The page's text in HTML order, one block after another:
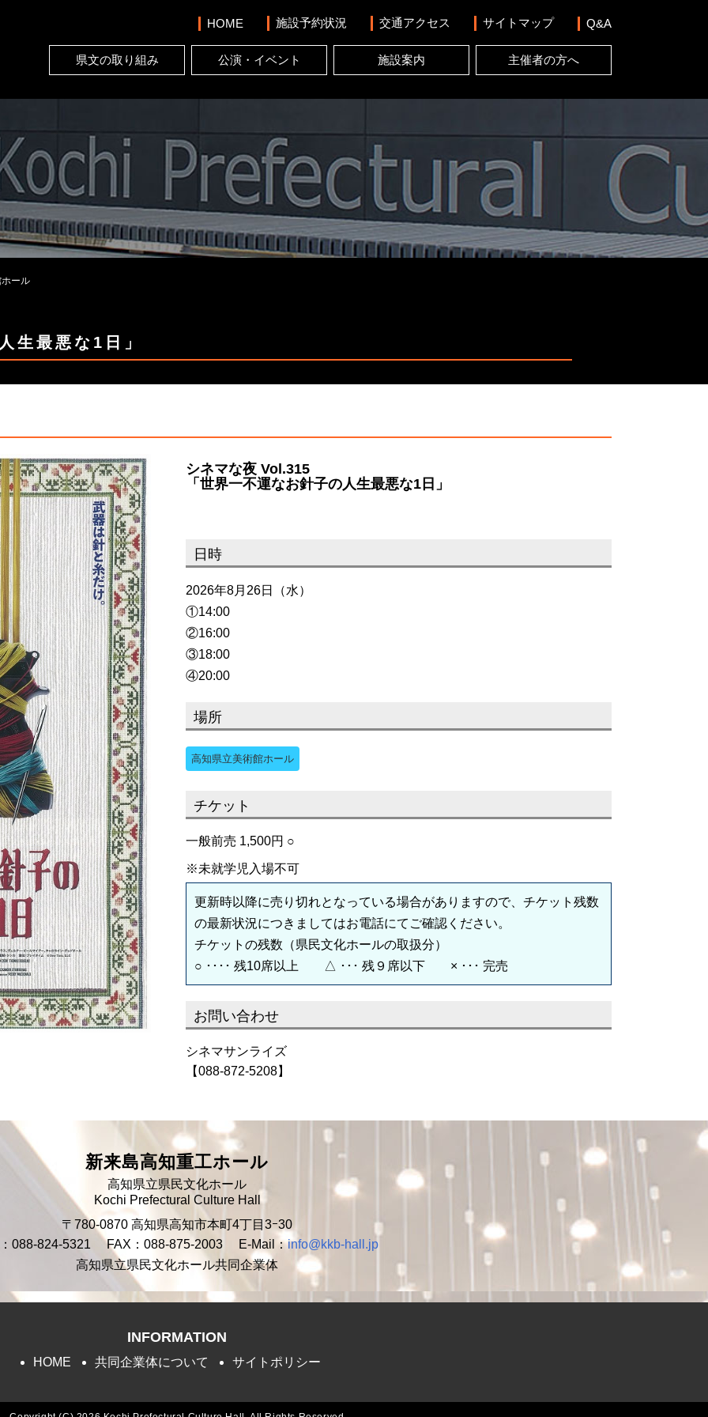
HOME 施設予約状況 交通アクセス サイトマップ Q&A
県文の取り組み 公演・イベント 施設案内 主催者の方へ
ール
生最悪な1日」
シネマな夜 Vol.315
「世界一不運なお針子の人生最悪な1日」
日時
2026年8月26日（水）
①14:00
②16:00
③18:00
④20:00
場所
高知県立美術館ホール
チケット
一般前売 1,500円 ○
※未就学児入場不可
更新時以降に売り切れとなっている場合がありますので、チケット残数
の最新状況につきましてはお電話にてご確認ください。
チケットの残数（県民文化ホールの取扱分）
○ ････ 残10席以上 △ ･･･ 残９席以下 × ･･･ 完売
お問い合わせ
シネマサンライズ
【088-872-5208】
新来島高知重工ホール
高知県立県民文化ホール
Kochi Prefectural Culture Hall
〒780-0870 高知県高知市本町4丁目3ｰ30
088-824-5321 FAX：088-875-2003 E-Mail：info@kkb-hall.jp
高知県立県民文化ホール共同企業体
INFORMATION
HOME 共同企業体について サイトポリシー